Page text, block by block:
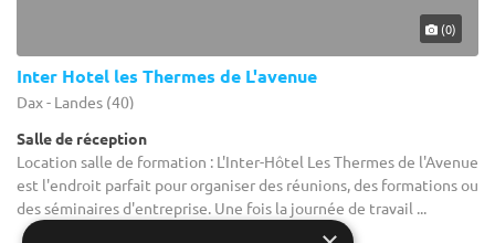
(0)
Inter Hotel les Thermes de L'avenue
Dax - Landes (40)
Salle de réception
Location salle de formation : L'Inter-Hôtel Les Thermes de l'Avenue
est l'endroit parfait pour organiser des réunions, des formations ou
des séminaires d'entreprise. Une fois la journée de travail ...